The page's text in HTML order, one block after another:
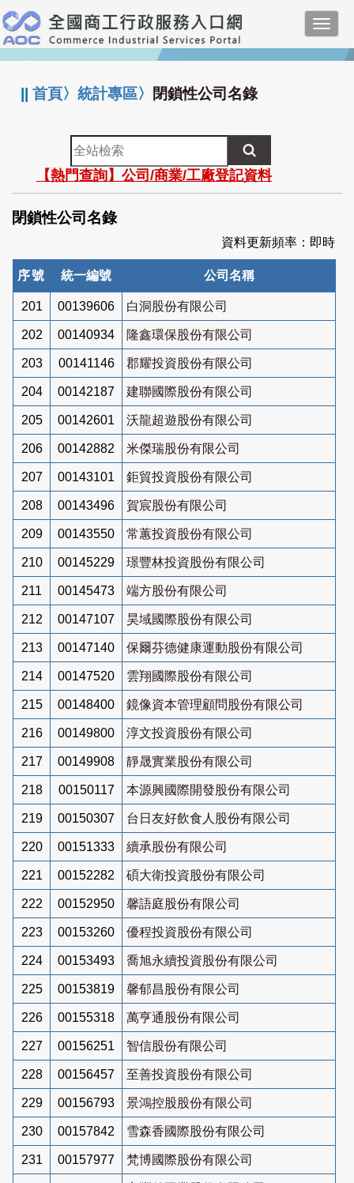
跳
到
主
要
:::
||首頁〉統計專區〉 閉鎖性公司名錄
全
站
檢
索
【熱門查詢】公司/商業/工廠登記資料
閉鎖性公司名錄
資料更新頻率：即時
序號 統一編號 公司名稱
201 00139606 白洞股份有限公司
202 00140934 隆鑫環保股份有限公司
203 00141146 郡耀投資股份有限公司
204 00142187 建聯國際股份有限公司
205 00142601 沃龍超遊股份有限公司
206 00142882 米傑瑞股份有限公司
207 00143101 鉅貿投資股份有限公司
208 00143496 賀宸股份有限公司
209 00143550 常蕙投資股份有限公司
210 00145229 璟豐林投資股份有限公司
211 00145473 端方股份有限公司
212 00147107 昊域國際股份有限公司
213 00147140 保爾芬德健康運動股份有限公司
214 00147520 雲翔國際股份有限公司
215 00148400 鏡像資本管理顧問股份有限公司
216 00149800 淳文投資股份有限公司
217 00149908 靜晟實業股份有限公司
218 00150117 本源興國際開發股份有限公司
219 00150307 台日友好飲食人股份有限公司
220 00151333 續承股份有限公司
221 00152282 碩大衛投資股份有限公司
222 00152950 馨語庭股份有限公司
223 00153260 優程投資股份有限公司
224 00153493 喬旭永續投資股份有限公司
225 00153819 馨郁昌股份有限公司
226 00155318 萬亨通股份有限公司
227 00156251 智信股份有限公司
228 00156457 至善投資股份有限公司
229 00156793 景鴻控股股份有限公司
230 00157842 雪森香國際股份有限公司
231 00157977 梵博國際股份有限公司